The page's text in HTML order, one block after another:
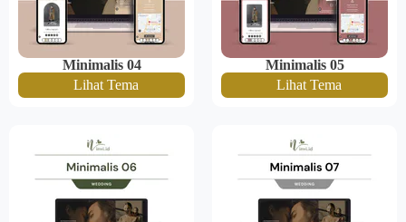
Minimalis 04
Lihat Tema
Minimalis 05
Lihat Tema